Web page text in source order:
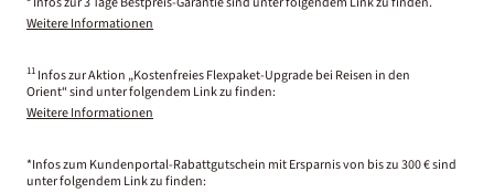
Weitere Informationen
11 Infos zur Aktion „Kostenfreies Flexpaket-Upgrade bei Reisen in den
Orient“ sind unter folgendem Link zu finden:
Weitere Informationen
*Infos zum Kundenportal-Rabattgutschein mit Ersparnis von bis zu 300 € sind
unter folgendem Link zu finden: